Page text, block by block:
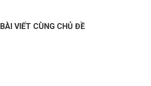
BÀI VIẾT CÙNG CHỦ ĐỀ